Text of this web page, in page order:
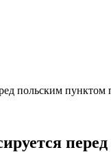
польским пунктом